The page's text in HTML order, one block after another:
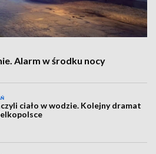
Alarm w środku nocy
ciało w wodzie. Kolejny dramat